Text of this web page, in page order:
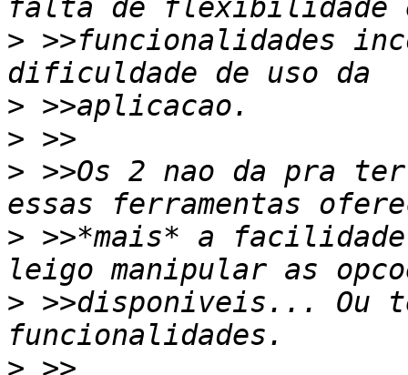
> >>funcionalidades
>
>
> >>Os 2 nao da pra
> >>*mais* a
> >>disponiveis... Ou
>